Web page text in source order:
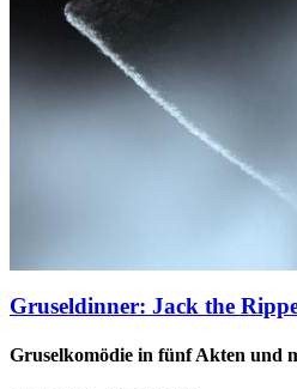
Gruseldinner: Jack the
Gruselkomödie in fünf Akten und